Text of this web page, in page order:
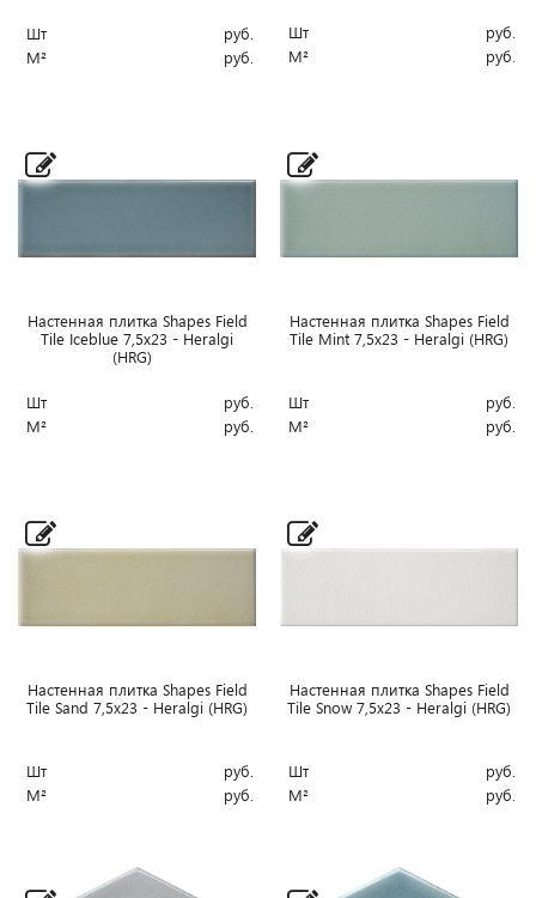
Шт
руб.
М²
руб.
Шт
руб.
М²
руб.
Настенная плитка Shapes Field
Tile Iceblue 7,5x23 - Heralgi
(HRG)
Шт
руб.
М²
руб.
Настенная плитка Shapes Field
Tile Mint 7,5x23 - Heralgi (HRG)
Шт
руб.
М²
руб.
Настенная плитка Shapes Field
Tile Sand 7,5x23 - Heralgi (HRG)
Шт
руб.
М²
руб.
Настенная плитка Shapes Field
Tile Snow 7,5x23 - Heralgi (HRG)
Шт
руб.
М²
руб.